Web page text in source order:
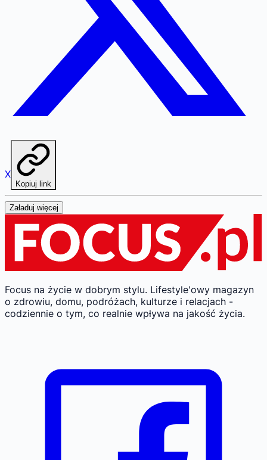
X
Kopiuj link
Załaduj więcej
Focus na życie w dobrym stylu. Lifestyle'owy magazyn
o zdrowiu, domu, podróżach, kulturze i relacjach -
codziennie o tym, co realnie wpływa na jakość życia.